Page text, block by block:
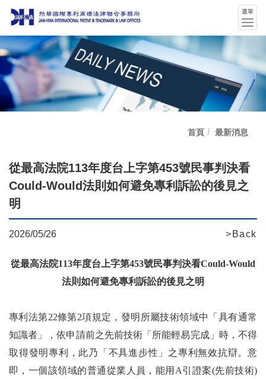
選
單
換
選單
首頁 最新消息
從最高法院113年度台上字第453號民事判決看
Could-Would法則如何避免專利訴訟的後見之
明
2026/05/26 >Back
從最高法院113年度台上字第453號民事判決看Could-Would
法則如何避免專利訴訟的後見之明
專利法第22條第2項規定，發明所屬技術領域中「具有通常
知識者」，依申請前之先前技術「所能輕易完成」時，不得
取得發明專利，此乃「不具進步性」之專利無效抗辯。意
即，一個該領域的普通從業人員，能用A引證案(先前技術)